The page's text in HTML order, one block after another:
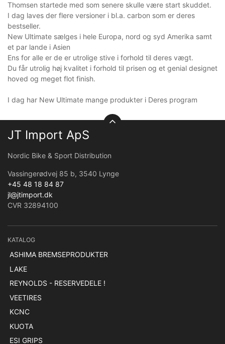
Thomsen startede med som senere skulle være start skuddet.
I dag laves der flere versioner i bl.a. carbon som er deres
bestseller.
New Ultimate sælges i hele Europa, nord og syd Amerika samt
et par lande i Asien
Ens for alle er de er utrolige stive i forhold til deres vægt.
Du får utrolig høj kvalitet i forhold til prisen og et genial designet
hoved og meget flot finish.
I dag har New Ultimate mange produkter i Deres program
JT Import ApS
Nordic Bike & Sport Distribution
Vassingerødvej 85 b, 3540 Lynge
+45 48 18 84 87
jl@jtimport.dk
CVR 32894100
KATALOG
ASHIMA BREMSEPRODUKTER
LAKE
REYNOLDS - RESERVEDELE !
VEETIRES
KCNC
KUOTA
ESI GRIPS